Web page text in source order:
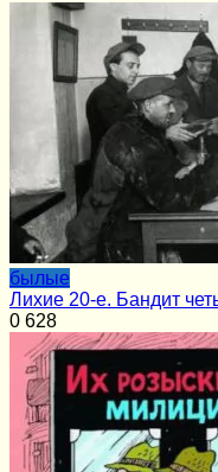
былые
Лихие 20-е. Бандит
0 628